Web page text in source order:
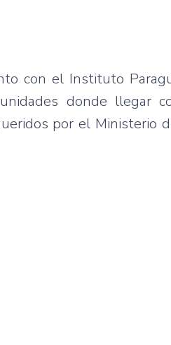
con el Instituto
donde llegar
por el Ministerio